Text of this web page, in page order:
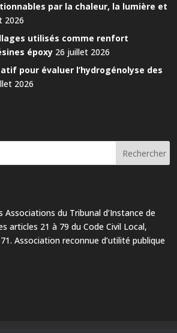
par la chaleur, la lumière et
2026
utilisés comme renfort
époxy 26 juillet 2026
pour évaluer l’hydrogénolyse des
2026
Associations du Tribunal d’Instance de
articles 21 à 79 du Code Civil Local,
Association reconnue d’utilité publique